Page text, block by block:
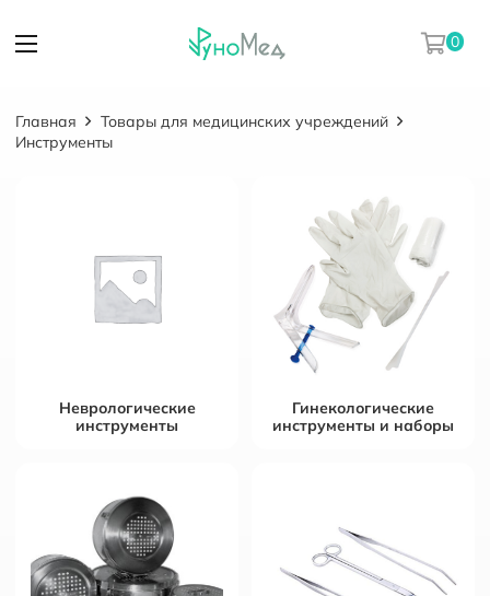
0
Главная
Товары для медицинских учреждений
Инструменты
Неврологические
инструменты
Гинекологические
инструменты и наборы